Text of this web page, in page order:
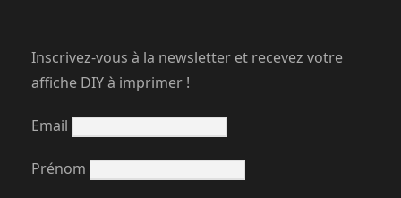
Inscrivez-vous à la newsletter et recevez votre
affiche DIY à imprimer !
Email
Prénom